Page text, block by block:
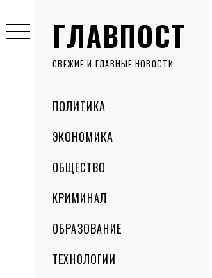
ГЛАВПОСТ
СВЕЖИЕ И ГЛАВНЫЕ НОВОСТИ
MenuПОЛИТИКА
ЭКОНОМИКА
ОБЩЕСТВО
КРИМИНАЛ
ОБРАЗОВАНИЕ
ТЕХНОЛОГИИ
to
content